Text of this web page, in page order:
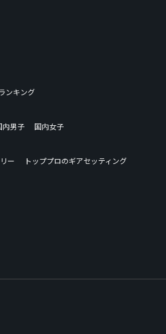
ンキング
内男子
国内女子
ー
トッププロのギアセッティング